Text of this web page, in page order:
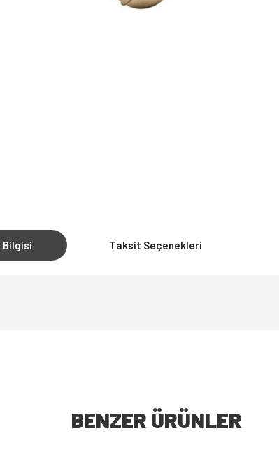
Bilgisi Taksit Seçenekleri
BENZER ÜRÜNLER